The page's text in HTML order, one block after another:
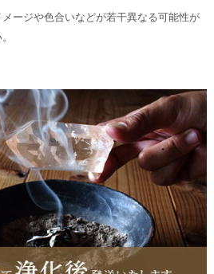
ージや色合いなどが若干異なる可能性が